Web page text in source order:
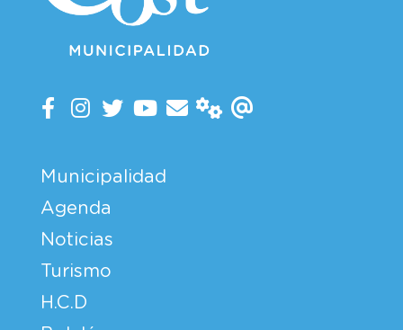
Municipalidad
Agenda
Noticias
Turismo
H.C.D